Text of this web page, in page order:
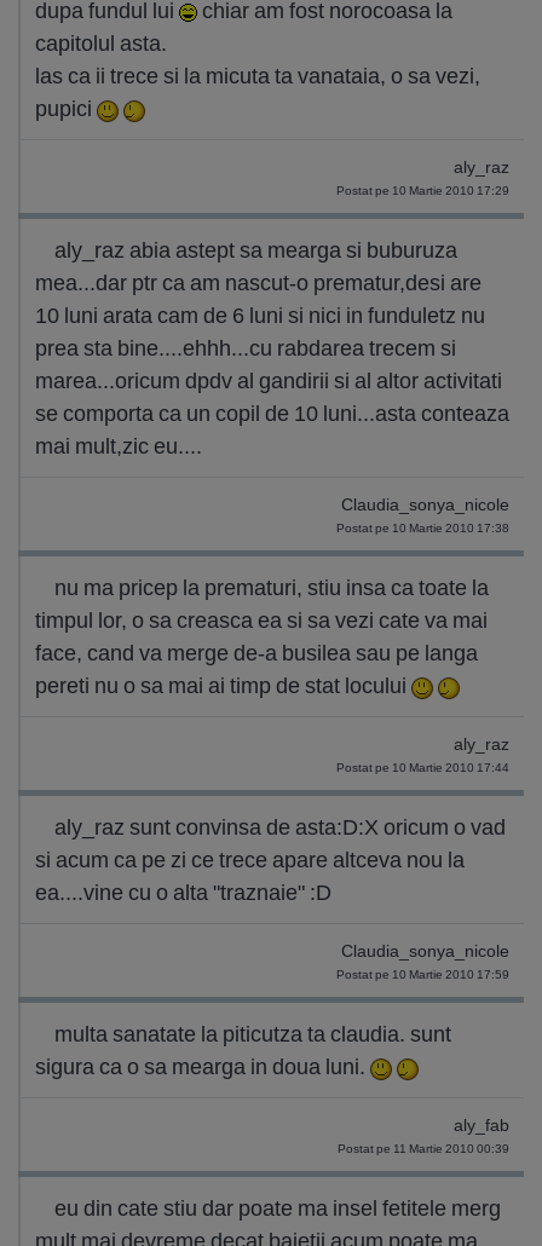
dupa fundul lui
chiar am fost norocoasa la
capitolul asta.
las ca ii trece si la micuta ta vanataia, o sa vezi,
pupici
aly_raz
Postat pe 10 Martie 2010 17:29
aly_raz abia astept sa mearga si buburuza
mea...dar ptr ca am nascut-o prematur,desi are
10 luni arata cam de 6 luni si nici in funduletz nu
prea sta bine....ehhh...cu rabdarea trecem si
marea...oricum dpdv al gandirii si al altor activitati
se comporta ca un copil de 10 luni...asta conteaza
mai mult,zic eu....
Claudia_sonya_nicole
Postat pe 10 Martie 2010 17:38
nu ma pricep la prematuri, stiu insa ca toate la
timpul lor, o sa creasca ea si sa vezi cate va mai
face, cand va merge de-a busilea sau pe langa
pereti nu o sa mai ai timp de stat locului
aly_raz
Postat pe 10 Martie 2010 17:44
aly_raz sunt convinsa de asta:D:X oricum o vad
si acum ca pe zi ce trece apare altceva nou la
ea....vine cu o alta "traznaie" :D
Claudia_sonya_nicole
Postat pe 10 Martie 2010 17:59
multa sanatate la piticutza ta claudia. sunt
sigura ca o sa mearga in doua luni.
aly_fab
Postat pe 11 Martie 2010 00:39
eu din cate stiu dar poate ma insel fetitele merg